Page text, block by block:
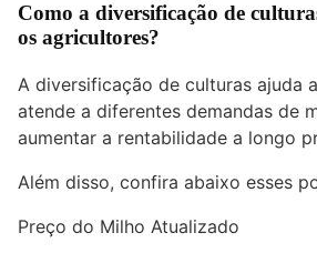
Como a diversificação de
os agricultores?
A diversificação de culturas ajuda
atende a diferentes demandas de
aumentar a rentabilidade a longo
Além disso, confira abaixo esses
Preço do Milho Atualizado